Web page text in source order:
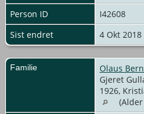
Person ID
I42608
Sist endret
4 Okt 2018
Familie Olaus
Gjeret
1926,